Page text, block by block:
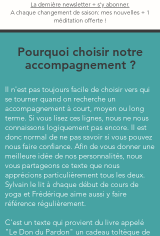
La dernière newsletter + s'y abonner.
A chaque changement de saison: mes nouvelles + 1
méditation offerte !
Pourquoi choisir notre
accompagnement ?
Il n'est pas toujours facile de choisir vers qui
se tourner quand on recherche un
accompagnement à court, moyen ou long
terme. Si vous lisez ces lignes, nous ne nous
connaissons logiquement pas encore. Il est
donc normal de ne pas savoir si vous pouvez
nous faire confiance. Afin de vous donner une
meilleure idée de nos personnalités, nous
vous partageons ce texte que nous
apprécions particulièrement tous les deux.
Sylvain le lit à chaque début de cours de
yoga et Frédérique aime aussi y faire
référence régulièrement.
C'est un texte qui provient du livre appelé
"Le Don du Pardon" un cadeau toltèque de